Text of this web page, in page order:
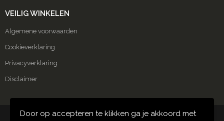
VEILIG WINKELEN
Algemene voorwaarden
Cookieverklaring
Privacyverklaring
Disclaimer
Door op accepteren te klikken ga je akkoord met